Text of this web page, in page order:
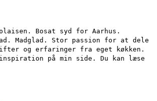
Bosat syd for Aarhus.
Madglad. Stor passion for at dele
og erfaringer fra eget køkken.
på min side. Du kan læse